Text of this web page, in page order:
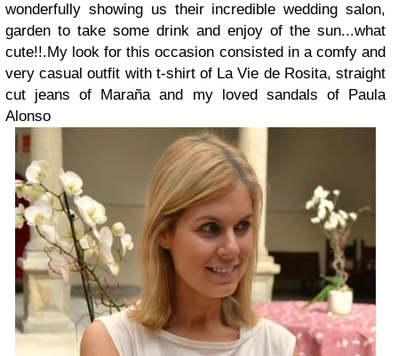
wonderfully showing us their incredible wedding salon,
garden to take some drink and enjoy of the sun...what
cute!!.My look for this occasion consisted in a comfy and
very casual outfit with t-shirt of La Vie de Rosita, straight
cut jeans of Marañaand my loved sandals of Paula
Alonso